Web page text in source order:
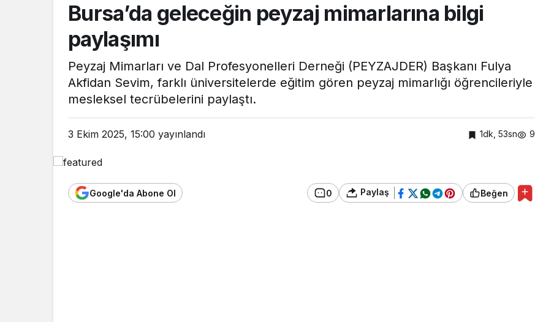
Bursa’da geleceğin peyzaj mimarlarına bilgi
paylaşımı
Peyzaj Mimarları ve Dal Profesyonelleri Derneği (PEYZAJDER) Başkanı Fulya
Akfidan Sevim, farklı üniversitelerde eğitim gören peyzaj mimarlığı öğrencileriyle
mesleksel tecrübelerini paylaştı.
3 Ekim 2025, 15:00 yayınlandı 1dk, 53sn 9
Google'da Abone Ol 0 Paylaş Beğen